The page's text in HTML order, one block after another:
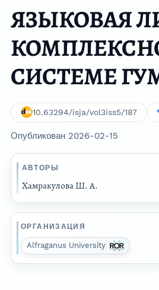
ЯЗЫКОВАЯ
СИСТЕМЕ
10.63294/isja/vol3iss5/187
Опубликован 2026-02-15
АВТОРЫ
Хамракулова Ш. А.
ОРГАНИЗАЦИЯ
Alfraganus University